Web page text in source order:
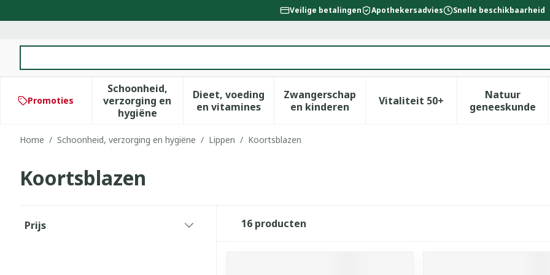
Veilige betalingen Apothekersadvies Snelle beschikbaarheid
Promoties
Schoonheid,
verzorging en
hygiëne
Toon submenu voor Schoonheid, verzorging en hygiëne categorie
Dieet, voeding
en vitamines
Toon submenu voor Dieet, voeding en vitamines categorie
Zwangerschap
en kinderenToon submenu voor Zwangerschap en
Vitaliteit 50+Toon submenu voor
Natuur
geneeskunde
Toon
Home / Schoonheid, verzorging en hygiëne / Lippen / Koortsblazen
Koortsblazen
Prijs
16 producten